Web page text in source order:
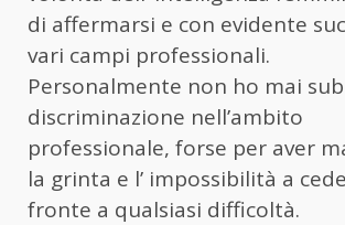
di affermarsi e con evidente
vari campi professionali.
Personalmente non ho mai
discriminazione nell’ambito
professionale, forse per aver
la grinta e l’ impossibilità a
fronte a qualsiasi difficoltà.